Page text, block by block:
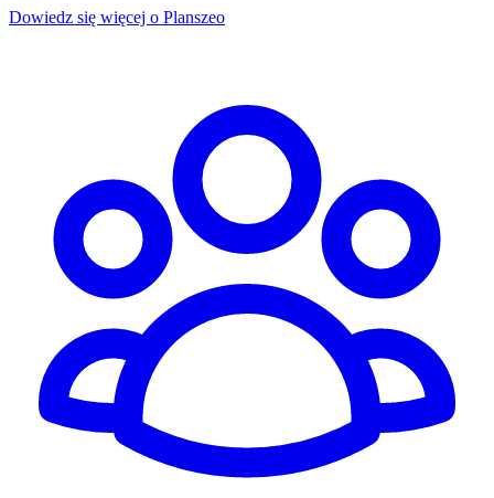
Dowiedz się więcej o Planszeo